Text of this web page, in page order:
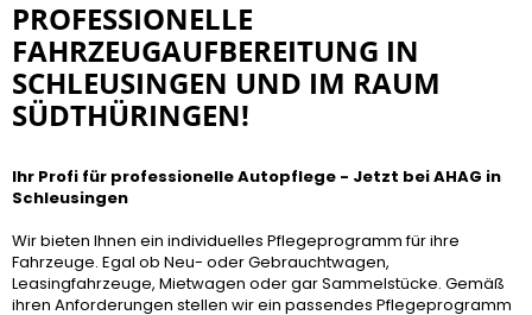
PROFESSIONELLE
FAHRZEUGAUFBEREITUNG IN
SCHLEUSINGEN UND IM RAUM
SÜDTHÜRINGEN!
Ihr Profi für professionelle Autopflege - Jetzt bei AHAG in
Schleusingen
Wir bieten Ihnen ein individuelles Pflegeprogramm für ihre
Fahrzeuge. Egal ob Neu- oder Gebrauchtwagen,
Leasingfahrzeuge, Mietwagen oder gar Sammelstücke. Gemäß
ihren Anforderungen stellen wir ein passendes Pflegeprogramm